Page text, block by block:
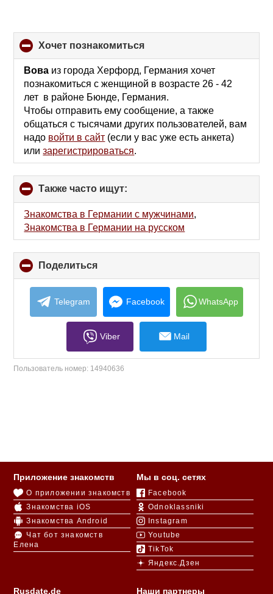
хочет познакомиться
to
collapse
contents
Вова из города Херфорд, Германия хочет
познакомиться с женщиной в возрасте 26 - 42
лет в районе Бюнде, Германия.
Чтобы отправить ему сообщение, а также
общаться с тысячами других пользователей, вам
надо войти в сайт (если у вас уже есть анкета)
илизарегистрироваться.
Также часто ищут:
to
collapse
contents
Знакомства в Германии с мужчинами,
Знакомства в Германии на русском
Поделиться
to
collapse
contents
Telegram Facebook WhatsApp
Viber Mail
Пользователь номер: 14940636
Rusdate.de
Приложение знакомств
О приложении знакомств
Знакомства iOS
Знакомства Android
Чат бот знакомств
Елена
Мы в соц. сетях
Facebook
Odnoklassniki
Instagram
Youtube
TikTok
Яндекс.Дзен
Наши партнеры